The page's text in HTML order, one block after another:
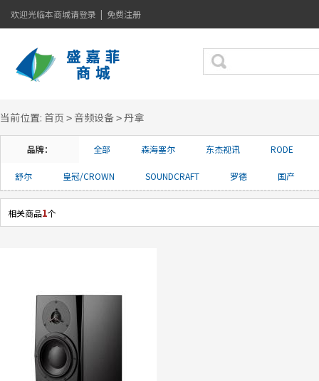
欢迎光临本商城请登录 | 免费注册
当前位置: 首页 >音频设备>丹拿
品牌： 全部 森海塞尔 东杰视讯 RODE
舒尔 皇冠/CROWN SOUNDCRAFT 罗德 国产
相关商品1个